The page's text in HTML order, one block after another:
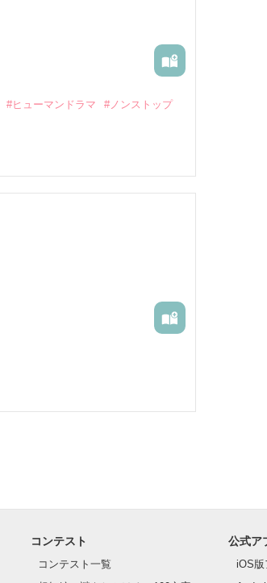
#ヒューマンドラマ
#ノンストップ
コンテスト
コンテスト一覧
公式ア
iOS版